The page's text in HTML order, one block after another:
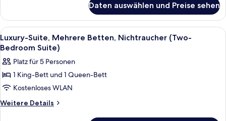
anzeigen
Suite,
1 King-
Bett,
Nichtraucher
Daten auswählen und Preise sehen
Alle
Fotos
für
Luxury-
Suite,
Mehrere
Betten,
Ein Hotelzimmer mit Bett,
8
Luxury-Suite, Mehrere Betten, Nichtraucher (Two-
Bedroom Suite)
Platz für 5 Personen
1 King-Bett und 1 Queen-Bett
Kostenloses WLAN
Weitere Details
Weitere